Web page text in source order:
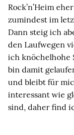
Rock’n’Heim
zumindest im
Dann steig ich
den Laufwegen
ich knöchelhohe
bin damit
und bleibt für
interessant wie
sind, daher find